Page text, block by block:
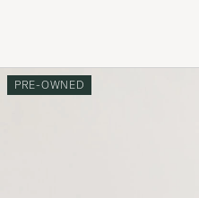
PRE-OWNED